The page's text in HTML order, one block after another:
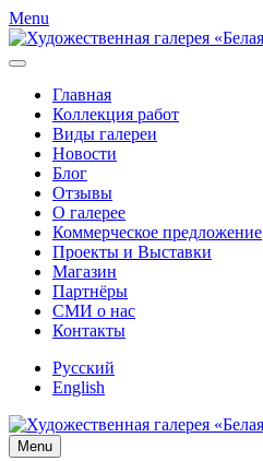
Menu
Главная
Коллекция работ
Виды галереи
Новости
Блог
Отзывы
О галерее
Коммерческое предложение
Проекты и Выставки
Магазин
Партнёры
СМИ о нас
Контакты
Русский
English
Menu